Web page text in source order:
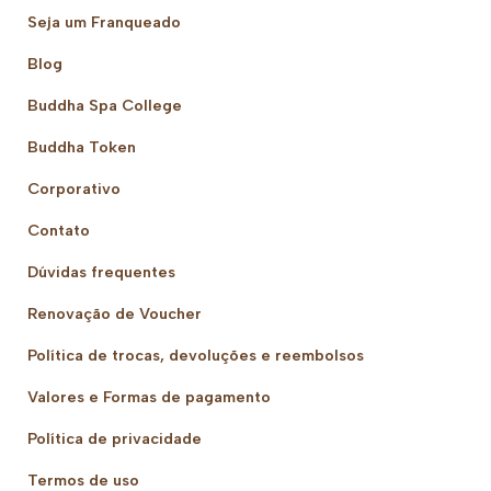
Seja um Franqueado
Blog
Buddha Spa College
Buddha Token
Corporativo
Contato
Dúvidas frequentes
Renovação de Voucher
Política de trocas, devoluções e reembolsos
Valores e Formas de pagamento
Política de privacidade
Termos de uso